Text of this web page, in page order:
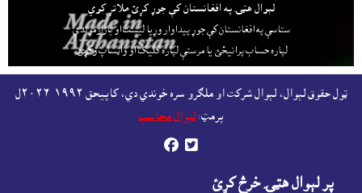
لېوال هټۍ په افغانستان کې جوړ کړئ ملاتړ کوي
ستاسې په افغانستان کې جوړ پيداوار وړيا ليست او بازارموندې
لپاره حساب پرانيځئ يا مرستې لپاره کليک او واټساپ وکړئ.
ټول حقوق لېوال، لېوال شرکت او ملګرو سره خوندي دي، کاپيحق ١٩٩٢-٢٠٢٦ل
پرمټ:لېوال محاسب
 
پر لېوال هټۍ خرڅ کړئ